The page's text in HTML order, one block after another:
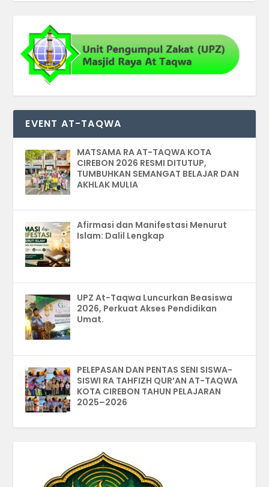
EVENT AT-TAQWA
MATSAMA RA AT-TAQWA KOTA
CIREBON 2026 RESMI DITUTUP,
TUMBUHKAN SEMANGAT BELAJAR DAN
AKHLAK MULIA
Afirmasi dan Manifestasi Menurut
Islam: Dalil Lengkap
UPZ At-Taqwa Luncurkan Beasiswa
2026, Perkuat Akses Pendidikan
Umat.
PELEPASAN DAN PENTAS SENI SISWA-
SISWI RA TAHFIZH QUR’AN AT-TAQWA
KOTA CIREBON TAHUN PELAJARAN
2025–2026